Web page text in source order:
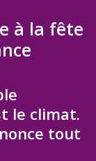
à la fête
le climat.
tout